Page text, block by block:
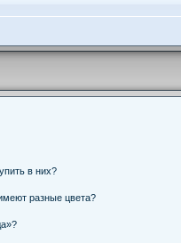
в них?
разные цвета?